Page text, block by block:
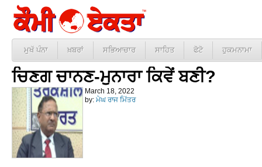
ਮੁਖੱ ਪੰਨਾ ਖ਼ਬਰਾਂ ਸਭਿਆਚਾਰ ਸਾਹਿਤ ਫੋਟੋ ਹੁਕਮਨਾਮਾ
ਚਿਣਗ ਚਾਨਣ-ਮੁਨਾਰਾ ਕਿਵੇਂ ਬਣੀ?
March 18, 2022
by: ਮੇਘ ਰਾਜ ਮਿੱਤਰ